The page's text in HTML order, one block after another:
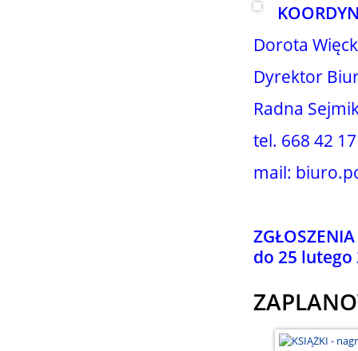
Dorota
Dyrektor
Radna
tel. 668 42
mail:
do 25 lutego